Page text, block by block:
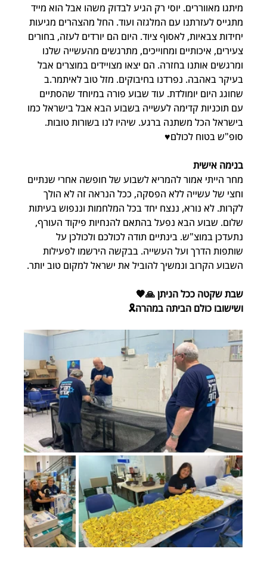
מיתגו מאווררים. יוסי רק הגיע לבדוק משהו אבל הוא מייד
מתגייס לעזרתנו עם המלגזה ועוד. החל מהצהרים מגיעות
יחידות צבאיות, לאסוף ציוד. היום הם יורדים לעזה, בחורים
צעירים, איכותיים ומחוייכים, מתרגשים מהעשייה שלנו
ומרגשים אותנו בחזרה. הם יצאו מצויידים במוצרים אבל
בעיקר באהבה. נפרדנו בחיבוקים. מזל טוב לאיתמר.ב
שחוגג היום יומולדת. עוד שבוע פורה במיוחד שהסתיים
עם תוכניות קדימה לעשייה בשבוע הבא אבל בישראל כמו
בישראל הכל משתנה ברגע. שיהיו לנו בשורות טובות.
סופ"ש בטוח לכולם♥️
בנימה אישית
מחר הייתי אמור להמריא לשבוע של חופשה אחרי שנתיים
וחצי של עשייה ללא הפסקה, ככל הנראה זה לא הולך
לקרות. לא נורא, ננצח יחד בכל המלחמות וננפוש בעיתות
שלום. שבוע הבא נפעל בהתאם להנחיות פיקוד העורף,
נתעדכן במוצ"ש. בינתיים תודה לכולכם ולכולכן על
שותפות הדרך ועל העשייה. בבקשה הירשמו לפעילות
השבוע הקרוב ונמשיך להוביל את ישראל למקום טוב יותר.
שבת שקטה ככל הניתן 🙏🧡
ושישובו כולם הביתה במהרה🎗️